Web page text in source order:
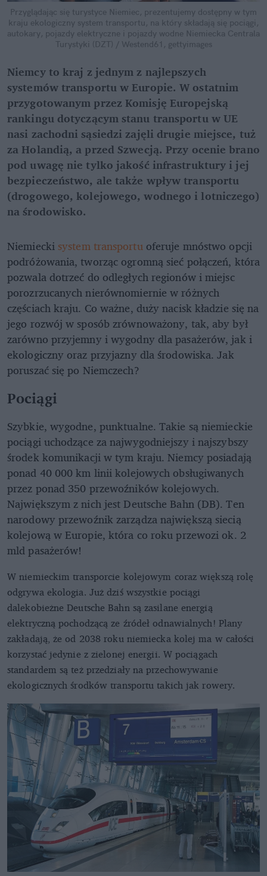
Przyglądając się turystyce Niemiec, prezentujemy dostępny w tym
kraju ekologiczny system transportu, na który składają się pociągi,
autokary, pojazdy elektryczne i pojazdy wodne Niemiecka Centrala
Turystyki (DZT) / Westend61, gettyimages
Niemcy to kraj z jednym z najlepszych
systemów transportu w Europie. W ostatnim
przygotowanym przez Komisję Europejską
rankingu dotyczącym stanu transportu w UE
nasi zachodni sąsiedzi zajęli drugie miejsce, tuż
za Holandią, a przed Szwecją. Przy ocenie brano
pod uwagę nie tylko jakość infrastruktury i jej
bezpieczeństwo, ale także wpływ transportu
(drogowego, kolejowego, wodnego i lotniczego)
na środowisko.
Niemieckisystem transportuoferuje mnóstwo opcji
podróżowania, tworząc ogromną sieć połączeń, która
pozwala dotrzeć do odległych regionów i miejsc
porozrzucanych nierównomiernie w różnych
częściach kraju. Co ważne, duży nacisk kładzie się na
jego rozwój w sposób zrównoważony, tak, aby był
zarówno przyjemny i wygodny dla pasażerów, jak i
ekologiczny oraz przyjazny dla środowiska. Jak
poruszać się po Niemczech?
Pociągi
Szybkie, wygodne, punktualne. Takie są niemieckie
pociągi uchodzące za najwygodniejszy i najszybszy
środek komunikacji w tym kraju. Niemcy posiadają
ponad 40 000 km linii kolejowych obsługiwanych
przez ponad 350 przewoźników kolejowych.
Największym z nich jest Deutsche Bahn (DB). Ten
narodowy przewoźnik zarządza największą siecią
kolejową w Europie, która co roku przewozi ok. 2
mld pasażerów!
W niemieckim transporcie kolejowym coraz większą rolę
odgrywa ekologia. Już dziś wszystkie pociągi
dalekobieżne Deutsche Bahn są zasilane energią
elektryczną pochodzącą ze źródeł odnawialnych! Plany
zakładają, że od 2038 roku niemiecka kolej ma w całości
korzystać jedynie z zielonej energii. W pociągach
standardem są też przedziały na przechowywanie
ekologicznych środków transportu takich jak rowery.